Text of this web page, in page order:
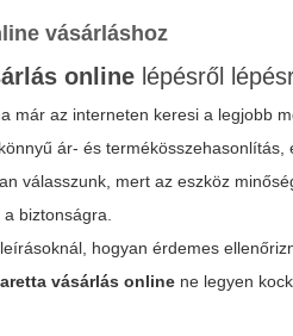
vásárláshoz
online lépésről
már az interneten keresi a legjobb
ár- és termékösszehasonlítás,
válasszunk, mert az eszköz
biztonságra.
hogyan érdemes
vásárlás online ne legyen